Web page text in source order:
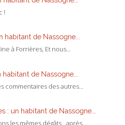
!
de Nassogne...
à Forrières, Et nous...
de Nassogne...
commentaires des autres...
: un habitant de Nassogne...
les mêmes dégâts , après...